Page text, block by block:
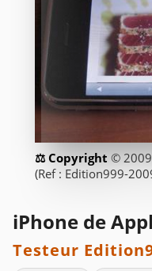
©
(Ref : Edition999-
iPhone de
Testeur